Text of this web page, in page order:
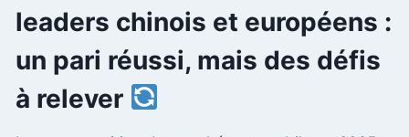
leaders chinois et européens :
un pari réussi, mais des défis
à relever